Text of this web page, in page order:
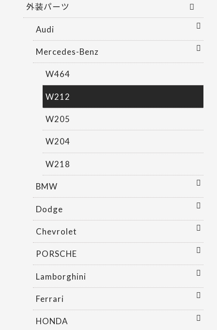
外装パーツ
Audi
Mercedes-Benz
W464
W212
W205
W204
W218
BMW
Dodge
Chevrolet
PORSCHE
Lamborghini
Ferrari
HONDA